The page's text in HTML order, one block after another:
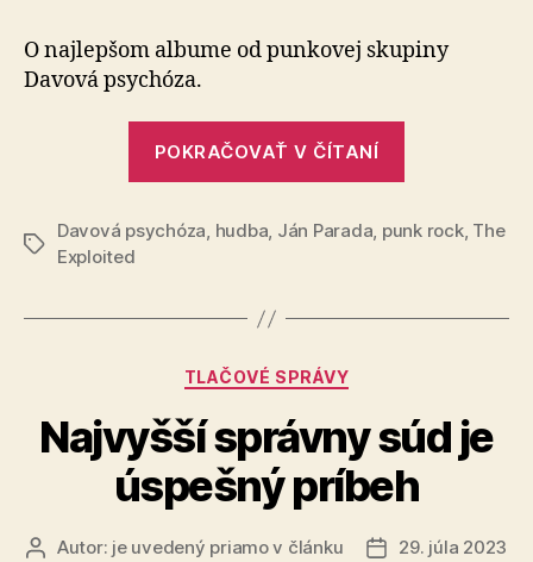
psycho
O najlepšom albume od punkovej skupiny
Davová psychóza.
POKRAČOVAŤ V ČÍTANÍ
Značky
Davová psychóza, hudba, Ján Parada, punk rock, The
Exploited
Kategórie
TLAČOVÉ SPRÁVY
Najvyšší správny súd je
úspešný príbeh
AutorAutor: je uvedený priamo v článku
Dátum
29. júla 2023